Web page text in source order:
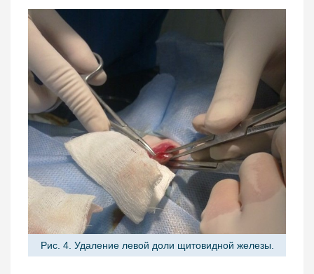
Рис. 4. Удаление левой доли щитовидной железы.